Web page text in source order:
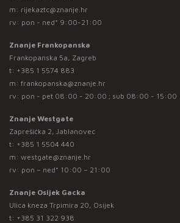
m: rijekaztc@znanje.hr
rv: pon - ned* 9:00-21:00
Znanje Frankopanska
Frankopanska 5a, Zagreb
t: +385 1 5574 883
m: frankopanska@znanje.hr
rv: pon - pet 08:00 - 20:00 ; sub 08:00 - 15:00
Znanje Westgate
Zaprešićka 2, Jablanovec
t: +385 1 5504 440
m: westgate@znanje.hr
rv: pon – ned* 10:00 – 21:00
Znanje Osijek Gacka
Ulica kneza Trpimira 20, Osijek
t: +385 31 322 938